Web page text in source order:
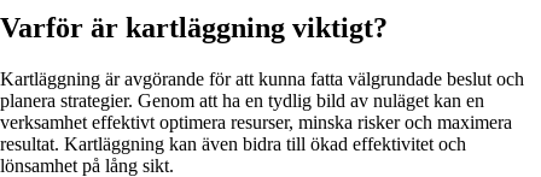
Varför är kartläggning viktigt?
Kartläggning är avgörande för att kunna fatta välgrundade beslut och
planera strategier. Genom att ha en tydlig bild av nuläget kan en
verksamhet effektivt optimera resurser, minska risker och maximera
resultat. Kartläggning kan även bidra till ökad effektivitet och
lönsamhet på lång sikt.